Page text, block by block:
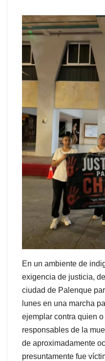
En un ambiente de
exigencia de justicia,
ciudad de Palenque
lunes en una marcha
ejemplar contra quien
responsables de la
de aproximadamente
presuntamente fue